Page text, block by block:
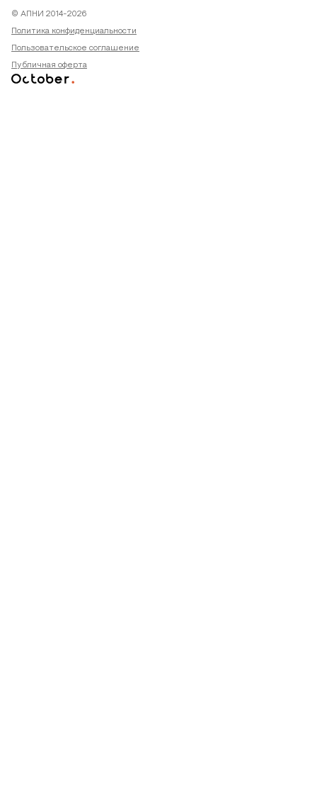
© АПНИ 2014-2026
Политика конфиденциальности
Пользовательское соглашение
Публичная оферта